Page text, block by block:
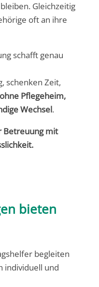
Gleichzeitig
oft an ihre
schafft genau
schenken Zeit,
ohne Pflegeheim,
Wechsel.
Betreuung mit
bieten
begleiten
individuell und